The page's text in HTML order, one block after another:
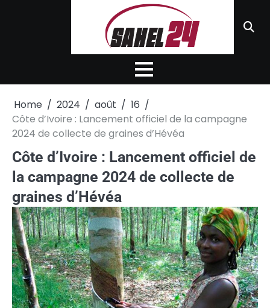
Home 2024 août
16
Côte d’Ivoire : Lancement officiel de la campagne
2024 de collecte de graines d’Hévéa
Côte d’Ivoire : Lancement officiel de
la campagne 2024 de collecte de
graines d’Hévéa